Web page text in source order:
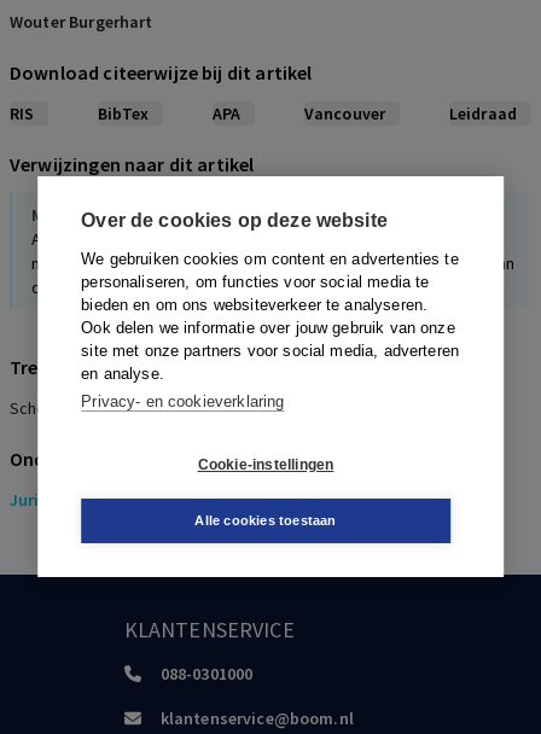
Over de cookies op deze website
We gebruiken cookies om content en advertenties te
personaliseren, om functies voor social media te
bieden en om ons websiteverkeer te analyseren.
Ook delen we informatie over jouw gebruik van onze
site met onze partners voor social media, adverteren
en analyse.
Privacy- en cookieverklaring
Cookie-instellingen
Alle cookies toestaan
Wouter Burgerhart
Download citeerwijze bij dit artikel
RIS BibTex APA Vancouver Leidraad
Verwijzingen naar dit artikel
Maurice Esssers ,Robert Fröger
Aanbestedingsrechtelijke uitsluitingsgronden en het
mededingingsrecht: wat moet een mededingingsjurist weten van
de mogelijkheden tot uitsluiting in het aanbestedingsrecht?
Trefwoorden
Schenking
Onderwerpen
Juridisch> Erfrecht
KLANTENSERVICE
088-0301000
klantenservice@boom.nl